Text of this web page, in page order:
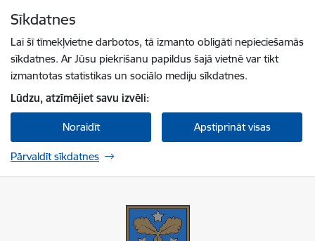
Sīkdatnes
Lai šī tīmekļvietne darbotos, tā izmanto obligāti nepieciešamās
sīkdatnes. Ar Jūsu piekrišanu papildus šajā vietnē var tikt
izmantotas statistikas un sociālo mediju sīkdatnes.
Lūdzu, atzīmējiet savu izvēli:
Noraidīt Apstiprināt visas
Pārvaldīt sīkdatnes